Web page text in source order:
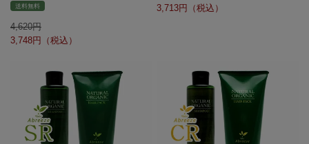
送料無料
4,620
3,748
3,713